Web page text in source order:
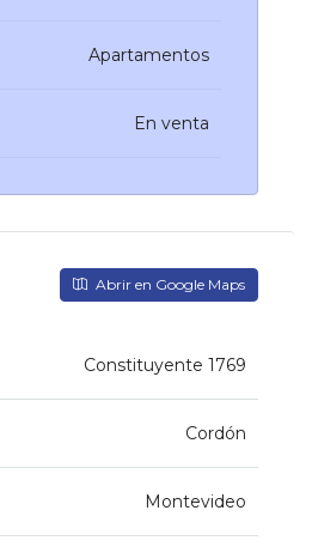
Apartamentos
En venta
Abrir en Google Maps
Constituyente 1769
Cordón
Montevideo